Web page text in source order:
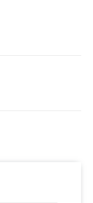
Pet Blauw